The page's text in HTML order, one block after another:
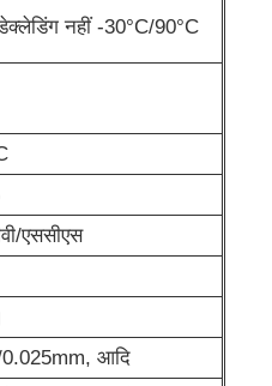
नहीं -30°C/90°C
एससीएस
आदि